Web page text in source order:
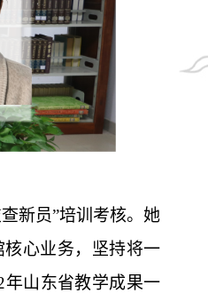
新员”培训考核。她
心业务，坚持将一
山东省教学成果一